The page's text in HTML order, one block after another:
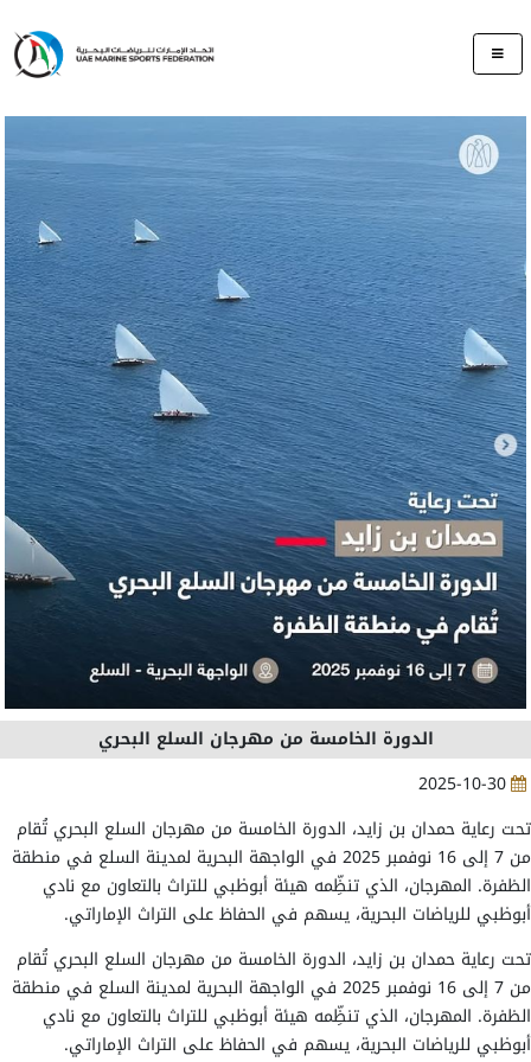
الدورة الخامسة من مهرجان السلع البحري
2025-10-30
تحت رعاية حمدان بن زايد، الدورة الخامسة من مهرجان السلع البحري تُقام
من 7 إلى 16 نوفمبر 2025 في الواجهة البحرية لمدينة السلع في منطقة
الظفرة. المهرجان، الذي تنظِّمه هيئة أبوظبي للتراث بالتعاون مع نادي
أبوظبي للرياضات البحرية، يسهم في الحفاظ على التراث الإماراتي.
تحت رعاية حمدان بن زايد، الدورة الخامسة من مهرجان السلع البحري تُقام
من 7 إلى 16 نوفمبر 2025 في الواجهة البحرية لمدينة السلع في منطقة
الظفرة. المهرجان، الذي تنظِّمه هيئة أبوظبي للتراث بالتعاون مع نادي
أبوظبي للرياضات البحرية، يسهم في الحفاظ على التراث الإماراتي.